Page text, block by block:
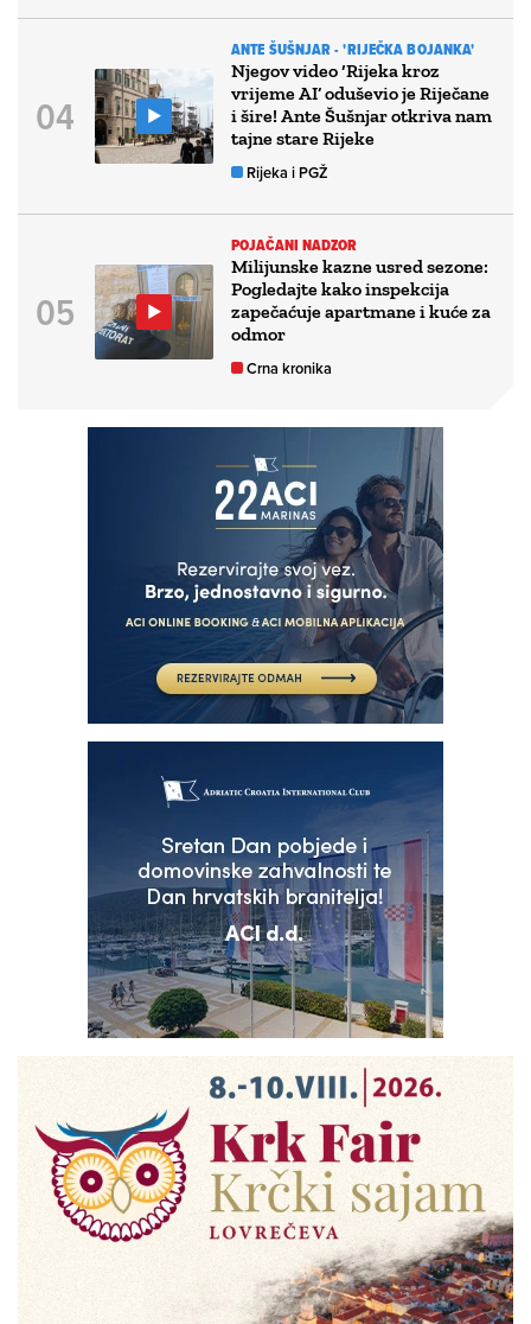
ANTE ŠUŠNJAR - 'RIJEČKA BOJANKA'
Njegov video ‘Rijeka kroz
vrijeme AI’ oduševio je Riječane
i šire! Ante Šušnjar otkriva nam
tajne stare Rijeke
Rijeka i PGŽ
POJAČANI NADZOR
Milijunske kazne usred sezone:
Pogledajte kako inspekcija
zapečaćuje apartmane i kuće za
odmor
Crna kronika